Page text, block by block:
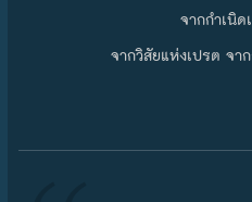
จากกำเนิ
จากวิสัยแห่งเปรต จ